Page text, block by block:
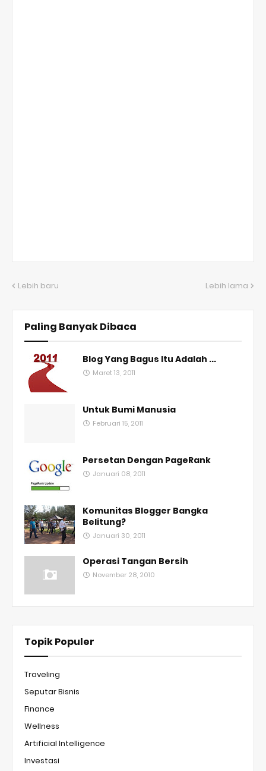
Lebih baru Lebih lama
Paling Banyak Dibaca
Blog Yang Bagus Itu Adalah ...
Maret 13, 2011
Untuk Bumi Manusia
Februari 15, 2011
Persetan Dengan PageRank
Januari 08, 2011
Komunitas Blogger Bangka
Belitung?
Januari 30, 2011
Operasi Tangan Bersih
November 28, 2010
Topik Populer
Traveling
Seputar Bisnis
Finance
Wellness
Artificial Intelligence
Investasi